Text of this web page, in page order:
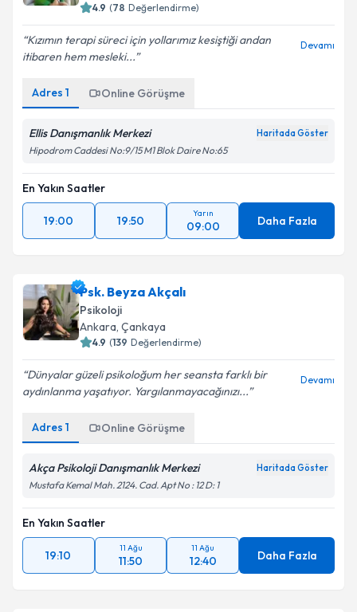
4.9 (78 Değerlendirme)
Kızımın terapi süreci için yollarımız kesiştiği andan
itibaren hem mesleki...
Devamı
Adres 1 Online Görüşme
Ellis Danışmanlık Merkezi Haritada Göster
Hipodrom Caddesi No:9/15 M1 Blok Daire No:65
En Yakın Saatler
19:00 19:50
Yarın
09:00 Daha Fazla
Psk. Beyza Akçalı
Psikoloji
Ankara, Çankaya
4.9 (139 Değerlendirme)
Dünyalar güzeli psikoloğum her seansta farklı bir
aydınlanma yaşatıyor. Yargılanmayacağınızı...
Devamı
Adres 1 Online Görüşme
Akça Psikoloji Danışmanlık Merkezi Haritada Göster
Mustafa Kemal Mah. 2124. Cad. Apt No : 12 D: 1
En Yakın Saatler
19:10
11 Ağu
11:50
11 Ağu
12:40 Daha Fazla